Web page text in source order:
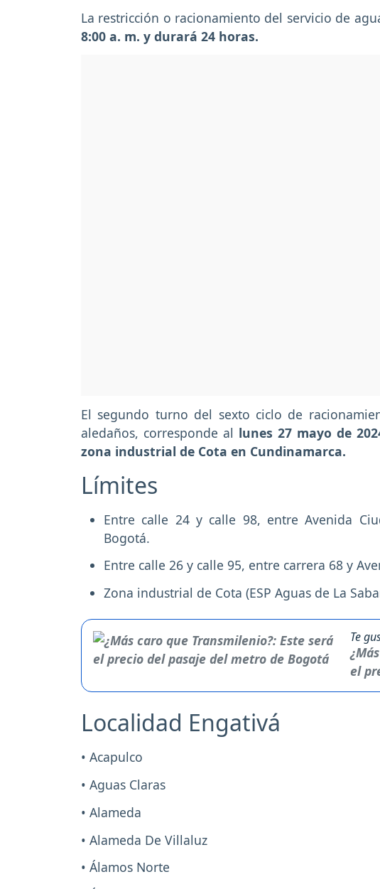
La restricción o racionamiento del servicio de
8:00 a. m. y durará 24 horas.
El segundo turno del sexto ciclo de
aledaños, corresponde al lunes 27 mayo de
zona industrial de Cota en Cundinamarca.
Límites
Entre calle 24 y calle 98, entre Avenida
Bogotá.
Entre calle 26 y calle 95, entre carrera 68 y
Zona industrial de Cota (ESP Aguas de La
Te
el
Localidad Engativá
• Acapulco
• Aguas Claras
• Alameda
• Alameda De Villaluz
• Álamos Norte